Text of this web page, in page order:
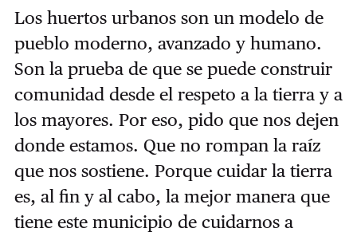
Los huertos urbanos son un modelo de
pueblo moderno, avanzado y humano.
Son la prueba de que se puede construir
comunidad desde el respeto a la tierra y a
los mayores. Por eso, pido que nos dejen
donde estamos. Que no rompan la raíz
que nos sostiene. Porque cuidar la tierra
es, al fin y al cabo, la mejor manera que
tiene este municipio de cuidarnos a